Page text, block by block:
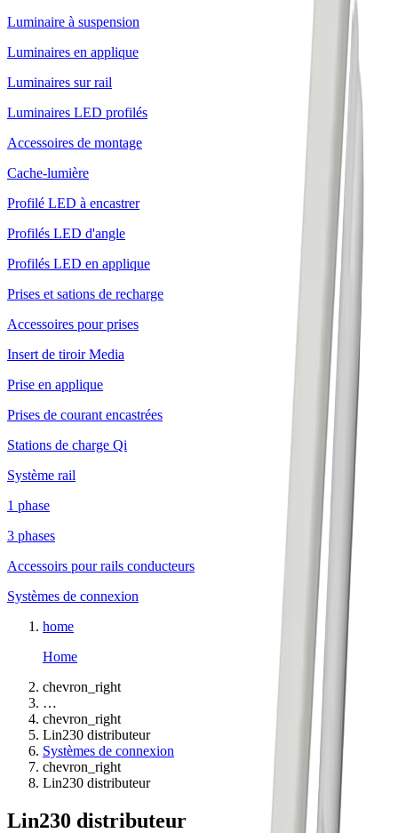
Luminaire à suspension
Luminaires en applique
Luminaires sur rail
Luminaires LED profilés
Accessoires de montage
Cache-lumière
Profilé LED à encastrer
Profilés LED d'angle
Profilés LED en applique
Prises et sations de recharge
Accessoires pour prises
Insert de tiroir Media
Prise en applique
Prises de courant encastrées
Stations de charge Qi
Système rail
1 phase
3 phases
Accessoirs pour rails conducteurs
Systèmes de connexion
home
Home
chevron_right
…
chevron_right
Lin230 distributeur
Systèmes de connexion
chevron_right
Lin230 distributeur
Lin230 distributeur